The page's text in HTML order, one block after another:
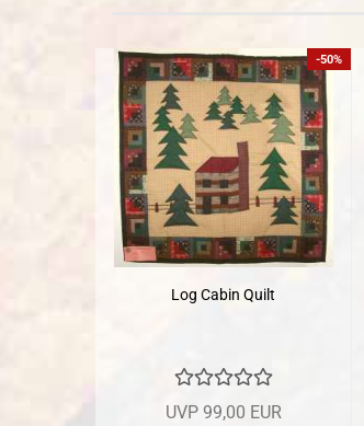
-50%
Log Cabin Quilt
UVP 99,00 EUR